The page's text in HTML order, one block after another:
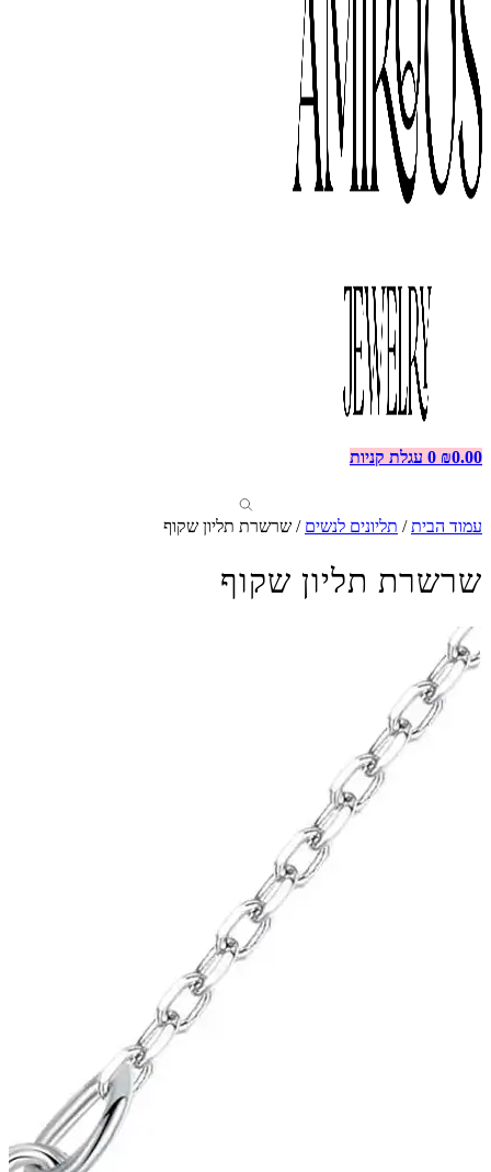
₪0.00
0 עגלת קניות
עמוד הבית/ תליונים לנשים / שרשרת תליון שקוף
שרשרת תליון שקוף